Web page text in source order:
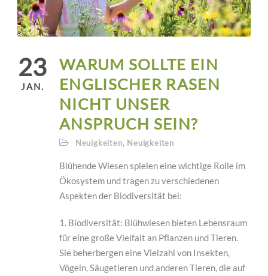
23
JAN.
WARUM SOLLTE EIN
ENGLISCHER RASEN
NICHT UNSER
ANSPRUCH SEIN?
Neuigkeiten, Neuigkeiten
Blühende Wiesen spielen eine wichtige Rolle im
Ökosystem und tragen zu verschiedenen
Aspekten der Biodiversität bei:
1. Biodiversität: Blühwiesen bieten Lebensraum
für eine große Vielfalt an Pflanzen und Tieren.
Sie beherbergen eine Vielzahl von Insekten,
Vögeln, Säugetieren und anderen Tieren, die auf